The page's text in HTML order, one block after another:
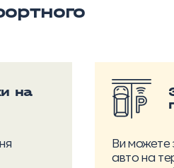
на
Ви можете
авто на